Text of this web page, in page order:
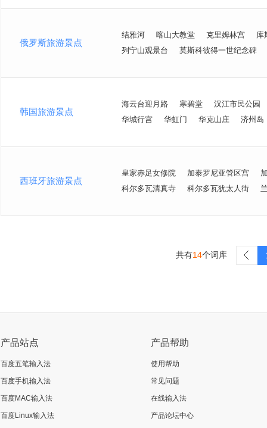
俄罗斯旅游景点
结雅河 喀山大教堂 克里姆林宫
库
列宁山观景台
莫斯科彼得一世纪念碑
韩国旅游景点
海云台迎月路 寒碧堂
汉江市民公园
华城行宫
华虹门 华克山庄 济州岛
西班牙旅游景点
皇家赤足女修院 加泰罗尼亚管区宫
科尔多瓦清真寺
科尔多瓦犹太人街
共有14个词库
产品站点
百度五笔输入法
百度手机输入法
百度MAC输入法
百度Linux输入法
产品帮助
使用帮助
常见问题
在线输入法
产品论坛中心